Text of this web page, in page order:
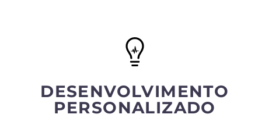
DESENVOLVIMENTO
PERSONALIZADO